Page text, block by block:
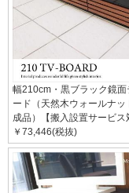
幅210cm・黒ブラック鏡面
ード（天然木ウォールナッ
成品）【搬入設置サービス
￥73,446(税抜)